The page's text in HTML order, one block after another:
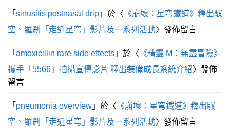
「 sinusitis postnasal drip 」於〈 《崩壞：星穹鐵道》釋出馭
空、羅剎「走近星穹」影片及一系列活動〉發佈留言
「 amoxicillin rare side effects 」於〈 《精靈 M：無盡冒險》
攜手「5566」拍攝宣傳影片 釋出裝備成長系統介紹〉發佈
留言
「 pneumonia overview 」於〈 《崩壞：星穹鐵道》釋出馭
空、羅剎「走近星穹」影片及一系列活動〉發佈留言